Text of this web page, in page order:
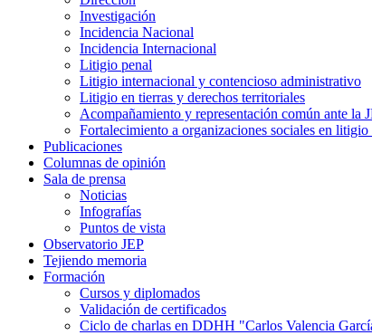
Investigación
Incidencia Nacional
Incidencia Internacional
Litigio penal
Litigio internacional y contencioso administrativo
Litigio en tierras y derechos territoriales
Acompañamiento y representación común ante la
Fortalecimiento a organizaciones sociales en litigio
Publicaciones
Columnas de opinión
Sala de prensa
Noticias
Infografías
Puntos de vista
Observatorio JEP
Tejiendo memoria
Formación
Cursos y diplomados
Validación de certificados
Ciclo de charlas en DDHH "Carlos Valencia